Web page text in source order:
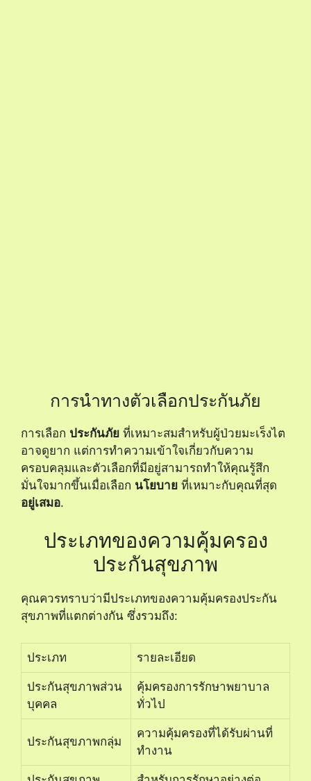
การนำทางตัวเลือกประกันภัย
การเลือก ประกันภัย ที่เหมาะสมสำหรับผู้ป่วยมะเร็งไต
อาจดูยาก แต่การทำความเข้าใจเกี่ยวกับความ
ครอบคลุมและตัวเลือกที่มีอยู่สามารถทำให้คุณรู้สึก
มั่นใจมากขึ้นเมื่อเลือก นโยบาย ที่เหมาะกับคุณที่สุด
อยู่เสมอ.
ประเภทของความคุ้มครอง
ประกันสุขภาพ
คุณควรทราบว่ามีประเภทของความคุ้มครองประกัน
สุขภาพที่แตกต่างกัน ซึ่งรวมถึง:
ประเภท รายละเอียด
ประกันสุขภาพส่วน
บุคคล
คุ้มครองการรักษาพยาบาล
ทั่วไป
ประกันสุขภาพกลุ่ม
ความคุ้มครองที่ได้รับผ่านที่
ทำงาน